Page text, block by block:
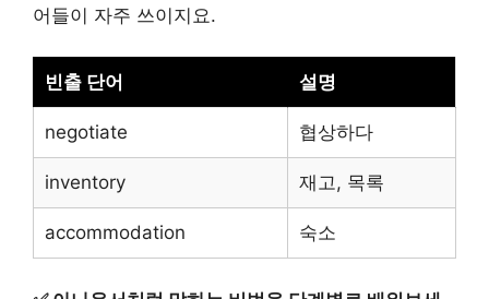
어들이 자주 쓰이지요.
빈출 단어 설명
negotiate 협상하다
inventory 재고, 목록
accommodation 숙소